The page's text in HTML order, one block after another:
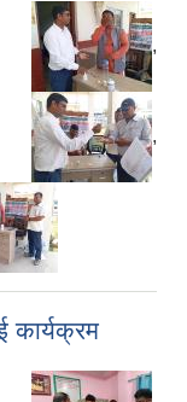
,
,
कार्यक्रम